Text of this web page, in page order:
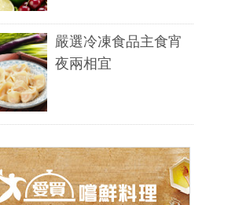
嚴選冷凍食品主食宵
夜兩相宜